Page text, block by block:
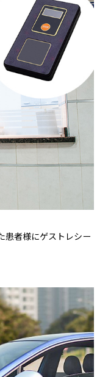
患者様にゲストレシー